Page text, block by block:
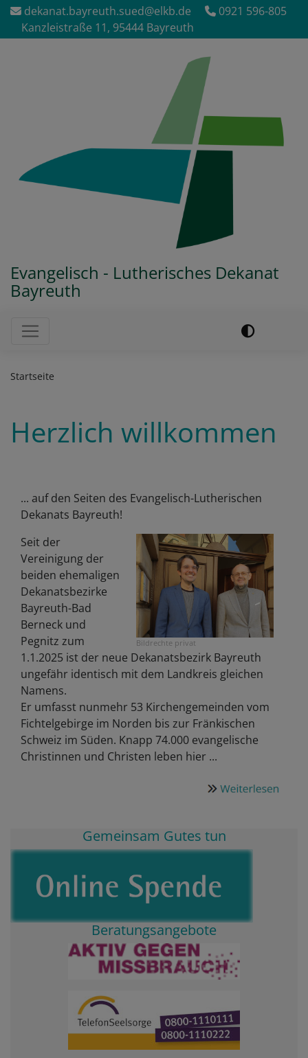
Direkt
zum
Inhalt
dekanat.bayreuth.sued@elkb.de
0921 596-805
Kanzleistraße 11, 95444 Bayreuth
Evangelisch - Lutherisches Dekanat
Bayreuth
Hauptnavigation
Startseite
Herzlich willkommen
... auf den Seiten des Evangelisch-Lutherischen
Dekanats Bayreuth!
Bildrechte privat
Seit der
Vereinigung der
beiden ehemaligen
Dekanatsbezirke
Bayreuth-Bad
Berneck und
Pegnitz zum
1.1.2025 ist der neue Dekanatsbezirk Bayreuth
ungefähr identisch mit dem Landkreis gleichen
Namens.
Er umfasst nunmehr 53 Kirchengemeinden vom
Fichtelgebirge im Norden bis zur Fränkischen
Schweiz im Süden. Knapp 74.000 evangelische
Christinnen und Christen leben hier ...
Gemeinsam Gutes tun
Beratungsangebote